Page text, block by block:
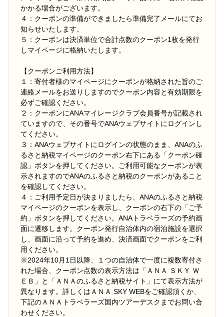
かかる場合がございます。
４：クーポンの準備ができましたら準備完了メールにてお
知らせいたします。
５：クーポンは決済単位で合計点数のクーポン1枚を発行
しマイページに格納いたします。
【クーポンご利用方法】
１：寄付者様のマイページにクーポンが格納された旨のご
連絡メールをお送りしますのでクーポン内容と有効期限を
必ずご確認ください。
２：クーポンにANAマイレージクラブ会員番号が記載され
ていますので、その番号でANAウェブサイトにログインし
てください。
３：ANAウェブサイトにログインの状態のまま、ANAのふ
るさと納税マイページのクーポン右下にある「クーポン確
認」ボタンを押してください。ご利用可能なクーポンが表
示されますのでANAのふるさと納税のクーポンがあること
を確認してください。
４：ご利用予定日が決まりましたら、ANAのふるさと納税
マイページのクーポンを表示し、クーポンの右下の「ご予
約」ボタンを押してください。ANAトラベラーズの予約画
面に遷移します。クーポン発行自治体内の宿泊施設を選択
し、画面に沿って予約を進め、決済画面でクーポンをご利
用ください。
※2024年10月1日以降、１つの自治体で一度に複数寄付さ
れた場合、クーポン点数の表示方法は「ＡＮＡ ＳＫＹ Ｗ
ＥＢ」と「ＡＮＡのふるさと納税サイト」にて表示方法が
異なります。詳しくはＡＮＡ SKY WEBをご確認頂くか、
下記のＡＮＡトラベラーズ国内ツアーデスクまでお問い合
わせください。